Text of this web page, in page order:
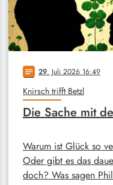
notes 29. Juli 2026 16:49
Knirsch trifft Betzl
Die Sache mit
Warum ist Glück so
Oder gibt es das
doch? Was sagen